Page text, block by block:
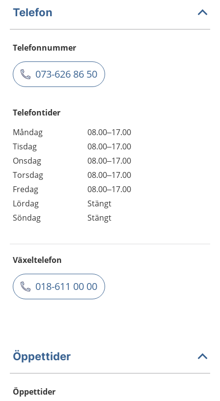
Telefon
Telefonnummer
073-626 86 50
Telefontider
Måndag
08.00–17.00
Tisdag
08.00–17.00
Onsdag
08.00–17.00
Torsdag
08.00–17.00
Fredag
08.00–17.00
Lördag
Stängt
Söndag
Stängt
Växeltelefon
018-611 00 00
Öppettider
Öppettider